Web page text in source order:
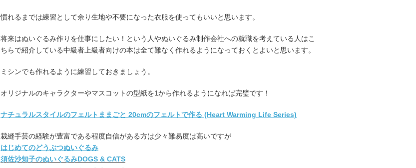
慣れるまでは練習として余り生地や不要になった衣服を使ってもいいと思います。
将来はぬいぐるみ作りを仕事にしたい！という人やぬいぐるみ制作会社への就職を考えている人はこ
ちらで紹介している中級者上級者向けの本は全て難なく作れるようになっておくとよいと思います。
ミシンでも作れるように練習しておきましょう。
オリジナルのキャラクターやマスコットの型紙を1から作れるようになれば完璧です！
ナチュラルスタイルのフェルトままごと 20cmのフェルトで作る (Heart Warming Life Series)
裁縫手芸の経験が豊富である程度自信がある方は少々難易度は高いですが
はじめてのどうぶつぬいぐるみ
須佐沙知子のぬいぐるみDOGS & CATS